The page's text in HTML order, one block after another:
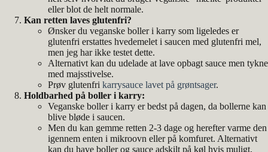
eller blot de helt normale.
Kan retten laves glutenfri?
Ønsker du veganske boller i karry som ligeledes er
glutenfri erstattes hvedemelet i saucen med glutenfri mel,
men jeg har ikke testet dette.
Alternativt kan du udelade at lave opbagt sauce men tykne
med majsstivelse.
Prøv glutenfri karrysauce lavet på grøntsager.
Holdbarhed på boller i karry:
Veganske boller i karry er bedst på dagen, da bollerne kan
blive bløde i saucen.
Men du kan gemme retten 2-3 dage og herefter varme den
igennem enten i mikroovn eller på komfuret. Alternativt
kan du have boller og sauce adskilt på køl hvis muligt.